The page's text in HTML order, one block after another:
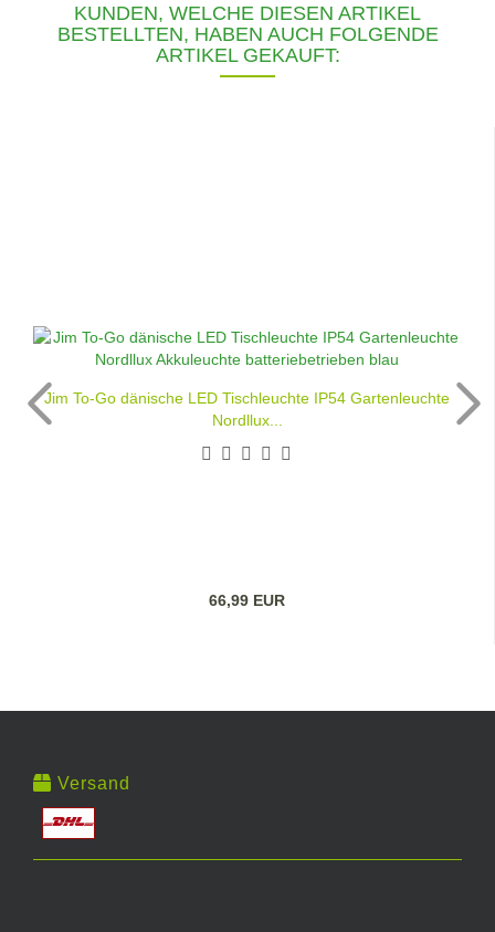
KUNDEN, WELCHE DIESEN ARTIKEL
BESTELLTEN, HABEN AUCH FOLGENDE
ARTIKEL GEKAUFT:
Jim To-Go dänische LED Tischleuchte IP54 Gartenleuchte
Nordllux...
66,99 EUR
Versand